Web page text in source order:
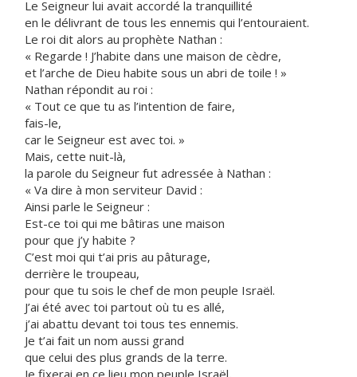
Le Seigneur lui avait accordé la tranquillité
en le délivrant de tous les ennemis qui l’entouraient.
Le roi dit alors au prophète Nathan :
« Regarde ! J’habite dans une maison de cèdre,
et l’arche de Dieu habite sous un abri de toile ! »
Nathan répondit au roi :
« Tout ce que tu as l’intention de faire,
fais-le,
car le Seigneur est avec toi. »
Mais, cette nuit-là,
la parole du Seigneur fut adressée à Nathan :
« Va dire à mon serviteur David :
Ainsi parle le Seigneur :
Est-ce toi qui me bâtiras une maison
pour que j’y habite ?
C’est moi qui t’ai pris au pâturage,
derrière le troupeau,
pour que tu sois le chef de mon peuple Israël.
J’ai été avec toi partout où tu es allé,
j’ai abattu devant toi tous tes ennemis.
Je t’ai fait un nom aussi grand
que celui des plus grands de la terre.
Je fixerai en ce lieu mon peuple Israël,